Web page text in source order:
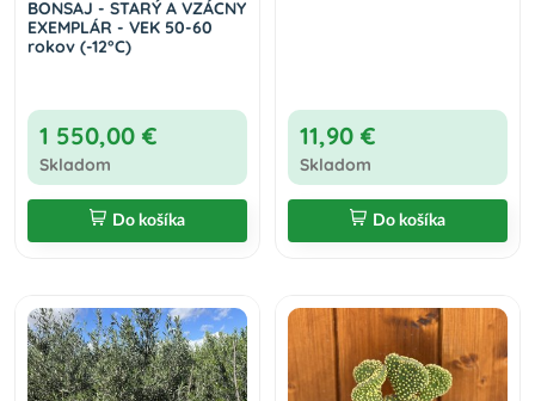
BONSAJ - STARÝ A VZÁCNY
EXEMPLÁR - VEK 50-60
rokov (-12°C)
1 550,00 €
Skladom
Do košíka
11,90 €
Skladom
Do košíka